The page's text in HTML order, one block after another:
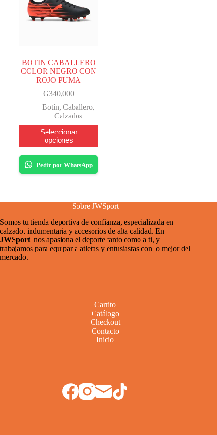
BOTIN CABALLERO
COLOR NEGRO CON
ROJO PUMA
₲340,000
Botín,Caballero,
Calzados
Seleccionar
opciones
Este
producto
tiene
varias
variantes.
Las
elegir
la
página
del
producto
Pedir por WhatsApp
Sobre JWSport
Somos tu tienda deportiva de confianza, especializada en
calzado, indumentaria y accesorios de alta calidad. En
JWSport, nos apasiona el deporte tanto como a ti, y
trabajamos para equipar a atletas y entusiastas con lo mejor del
mercado.
Carrito
Catálogo
Checkout
Contacto
Inicio